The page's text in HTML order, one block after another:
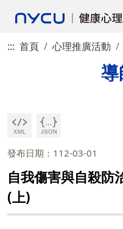
::: 首頁 心理推廣活動
導
發布日期：112-03-01
自我傷害與自殺防
(上)